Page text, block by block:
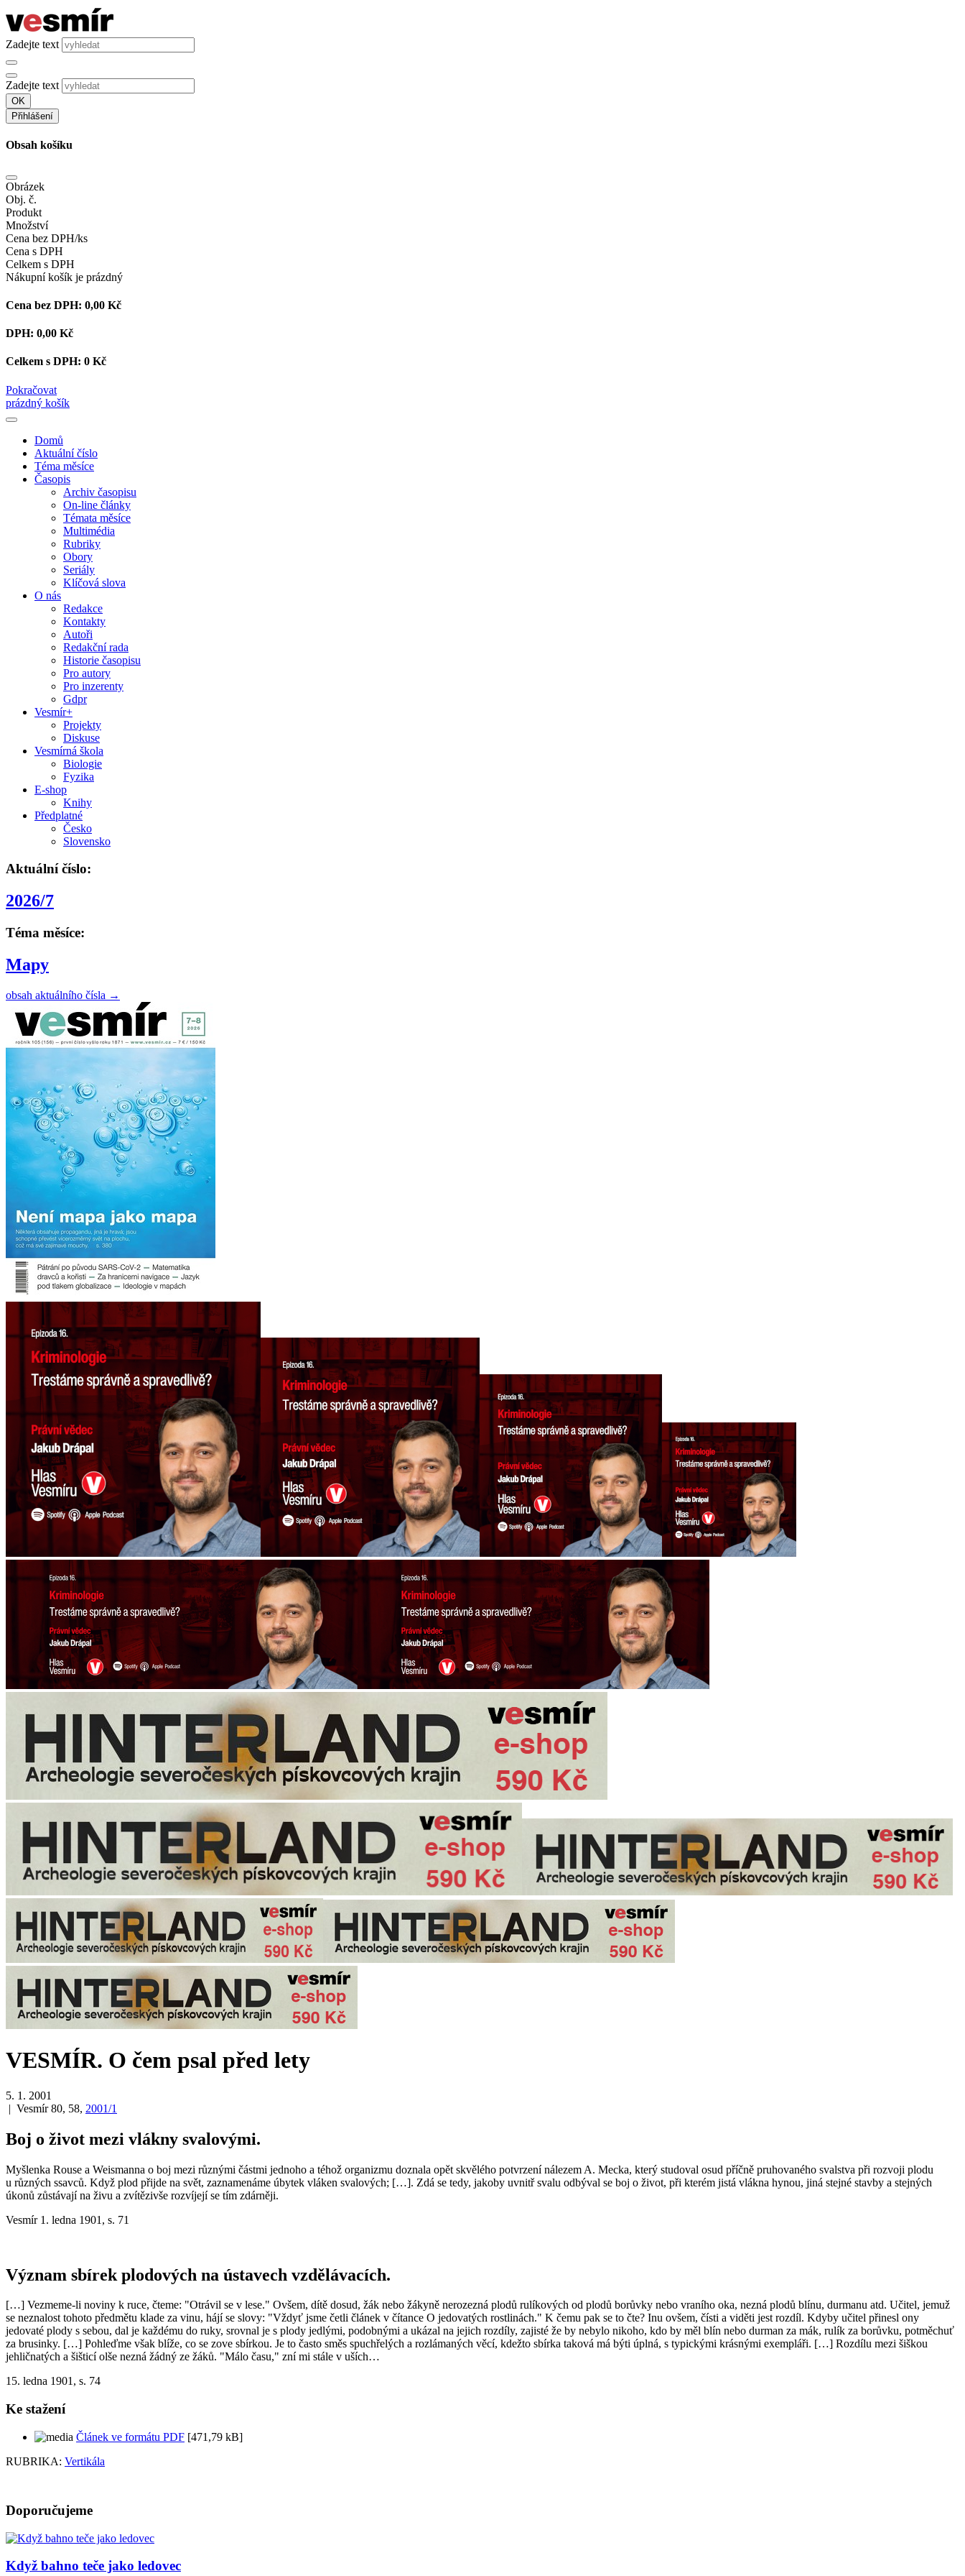
Zadejte text
Zadejte text
OK
Přihlášení
Obsah košíku
Obrázek
Obj. č.
Produkt
Množství
Cena bez DPH/ks
Cena s DPH
Celkem s DPH
Nákupní košík je prázdný
Cena bez DPH: 0,00 Kč
DPH: 0,00 Kč
Celkem s DPH: 0 Kč
Pokračovat
prázdný košík
Domů
Aktuální číslo
Téma měsíce
Časopis
Archiv časopisu
On-line články
Témata měsíce
Multimédia
Rubriky
Obory
Seriály
Klíčová slova
O nás
Redakce
Kontakty
Autoři
Redakční rada
Historie časopisu
Pro autory
Pro inzerenty
Gdpr
Vesmír+
Projekty
Diskuse
Vesmírná škola
Biologie
Fyzika
E-shop
Knihy
Předplatné
Česko
Slovensko
Aktuální číslo:
2026/7
Téma měsíce:
Mapy
obsah aktuálního čísla →
VESMÍR. O čem psal před lety
5. 1. 2001
| Vesmír 80, 58, 2001/1
Boj o život mezi vlákny svalovými.
Myšlenka Rouse a Weismanna o boj mezi různými částmi jednoho a téhož organizmu doznala opět skvělého potvrzení nálezem A. Mecka, který studoval osud příčně pruhovaného svalstva při rozvoji plodu
u různých ssavců. Když plod přijde na svět, zaznamenáme úbytek vláken svalových; […]. Zdá se tedy, jakoby uvnitř svalu odbýval se boj o život, při kterém jistá vlákna hynou, jiná stejné stavby a stejných
úkonů zůstávají na živu a zvítězivše rozvíjejí se tím zdárněji.
Vesmír 1. ledna 1901, s. 71
Význam sbírek plodových na ústavech vzdělávacích.
[…] Vezmeme-li noviny k ruce, čteme: "Otrávil se v lese." Ovšem, dítě dosud, žák nebo žákyně nerozezná plodů rulíkových od plodů borůvky nebo vraního oka, nezná plodů blínu, durmanu atd. Učitel, jemuž
se neznalost tohoto předmětu klade za vinu, hájí se slovy: "Vždyť jsme četli článek v čítance O jedovatých rostlinách." K čemu pak se to čte? Inu ovšem, čísti a viděti jest rozdíl. Kdyby učitel přinesl ony
jedovaté plody s sebou, dal je každému do ruky, srovnal je s plody jedlými, podobnými a ukázal na jejich rozdíly, zajisté že by nebylo nikoho, kdo by měl blín nebo durman za mák, rulík za borůvku, potměchuť
za brusinky. […] Pohleďme však blíže, co se zove sbírkou. Je to často směs spuchřelých a rozlámaných věcí, kdežto sbírka taková má býti úplná, s typickými krásnými exempláři. […] Rozdílu mezi šiškou
jehličnatých a šišticí olše nezná žádný ze žáků. "Málo času," zní mi stále v uších…
15. ledna 1901, s. 74
Ke stažení
Článek ve formátu PDF [471,79 kB]
RUBRIKA: Vertikála
Doporučujeme
Když bahno teče jako ledovec